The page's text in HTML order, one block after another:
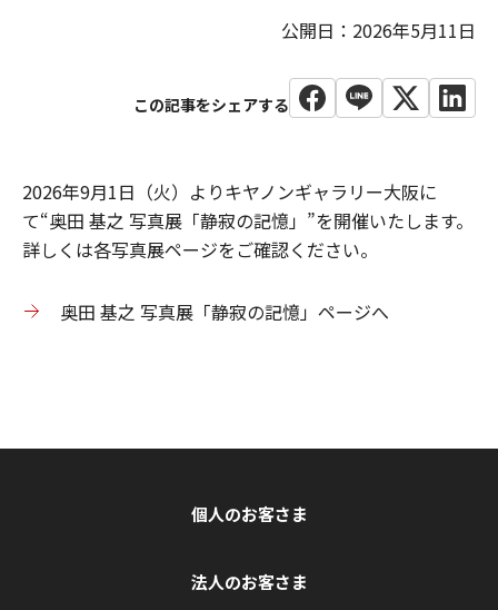
公開日：2026年5月11日
2026年9月1日（火）よりキヤノンギャラリー大阪に
て“奥田 基之 写真展「静寂の記憶」”を開催いたします。
詳しくは各写真展ページをご確認ください。
奥田 基之 写真展「静寂の記憶」ページへ
個人のお客さま
法人のお客さま